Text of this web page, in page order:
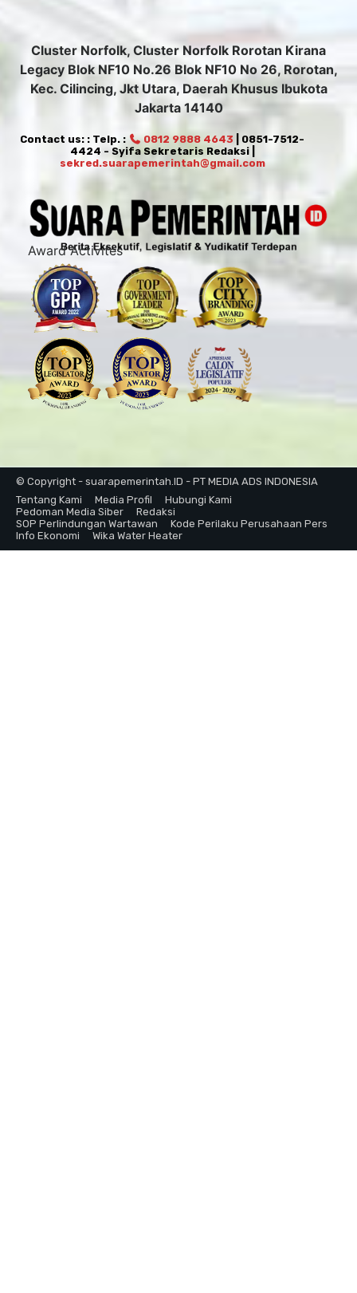
Cluster Norfolk, Cluster Norfolk Rorotan Kirana
Legacy Blok NF10 No.26 Blok NF10 No 26, Rorotan,
Kec. Cilincing, Jkt Utara, Daerah Khusus Ibukota
Jakarta 14140
Contact us: : Telp. : 0812 9888 4643 | 0851-7512-
4424 - Syifa Sekretaris Redaksi |
sekred.suarapemerintah@gmail.com
Award Activites
© Copyright - suarapemerintah.ID - PT MEDIA ADS INDONESIA
Tentang Kami
Media Profil
Hubungi Kami
Pedoman Media Siber
Redaksi
SOP Perlindungan Wartawan
Kode Perilaku Perusahaan Pers
Info Ekonomi
Wika Water Heater